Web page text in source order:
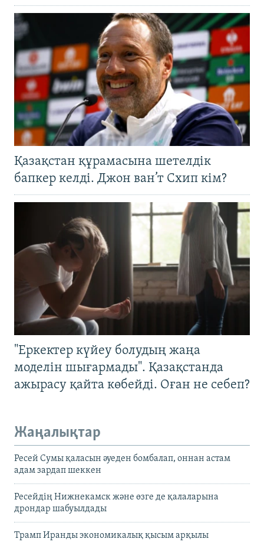
Қазақстан құрамасына шетелдік
бапкер келді. Джон ван’т Схип кім?
"Еркектер күйеу болудың жаңа
моделін шығармады". Қазақстанда
ажырасу қайта көбейді. Оған не себеп?
Жаңалықтар
Ресей Сумы қаласын әуеден бомбалап, оннан астам
адам зардап шеккен
Ресейдің Нижнекамск және өзге де қалаларына
дрондар шабуылдады
Трамп Иранды экономикалық қысым арқылы